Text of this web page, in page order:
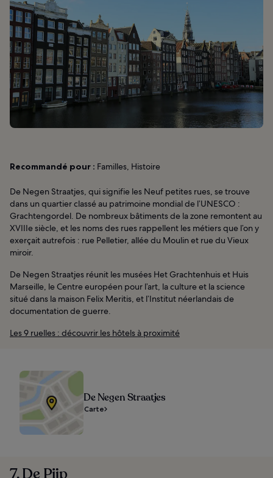
Recommandé pour : Familles, Histoire
De Negen Straatjes, qui signifie les Neuf petites rues, se trouve
dans un quartier classé au patrimoine mondial de l’UNESCO :
Grachtengordel. De nombreux bâtiments de la zone remontent au
XVIIIe siècle, et les noms des rues rappellent les métiers que l’on y
exerçait autrefois : rue Pelletier, allée du Moulin et rue du Vieux
miroir.
De Negen Straatjes réunit les musées Het Grachtenhuis et Huis
Marseille, le Centre européen pour l’art, la culture et la science
situé dans la maison Felix Meritis, et l’Institut néerlandais de
documentation de guerre.
Les 9 ruelles : découvrir les hôtels à proximité
De Negen Straatjes
Carte